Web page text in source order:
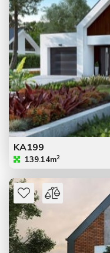
KA199
139.14m2